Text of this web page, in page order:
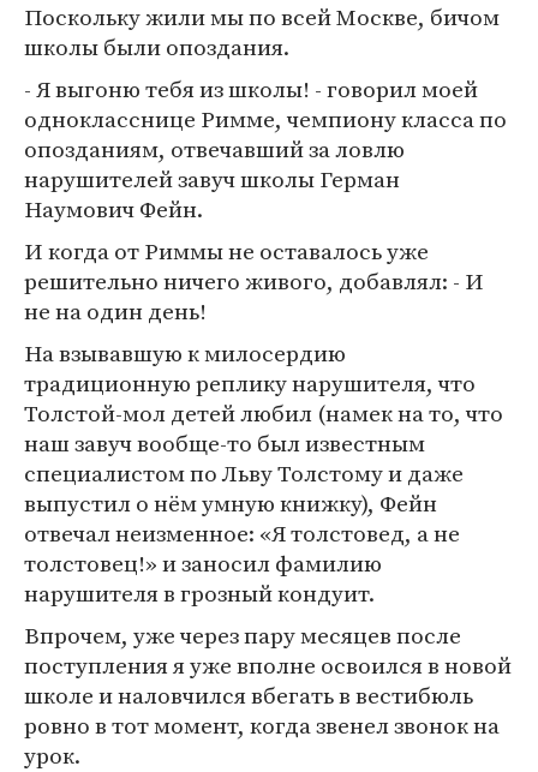
Поскольку жили мы по всей Москве, бичом
школы были опоздания.
- Я выгоню тебя из школы! - говорил моей
однокласснице Римме, чемпиону класса по
опозданиям, отвечавший за ловлю
нарушителей завуч школы Герман
Наумович Фейн.
И когда от Риммы не оставалось уже
решительно ничего живого, добавлял: - И
не на один день!
На взывавшую к милосердию
традиционную реплику нарушителя, что
Толстой-мол детей любил (намек на то, что
наш завуч вообще-то был известным
специалистом по Льву Толстому и даже
выпустил о нём умную книжку), Фейн
отвечал неизменное: «Я толстовед, а не
толстовец!» и заносил фамилию
нарушителя в грозный кондуит.
Впрочем, уже через пару месяцев после
поступления я уже вполне освоился в новой
школе и наловчился вбегать в вестибюль
ровно в тот момент, когда звенел звонок на
урок.